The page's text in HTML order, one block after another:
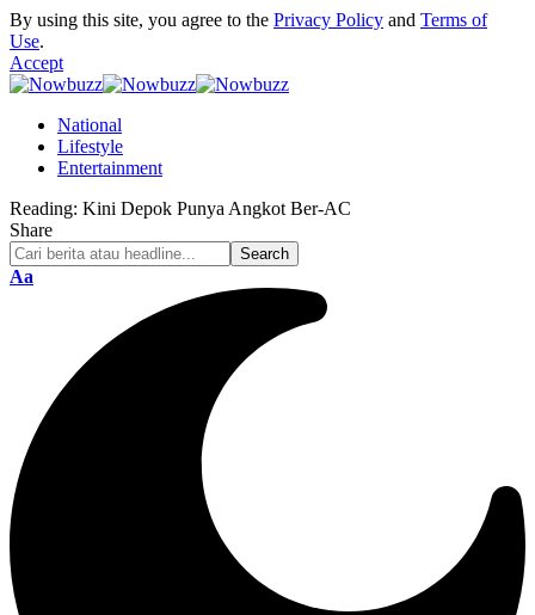
By using this site, you agree to the Privacy Policy and Terms of
Use.
Accept
National
Lifestyle
Entertainment
Reading: Kini Depok Punya Angkot Ber-AC
Share
Font
Aa